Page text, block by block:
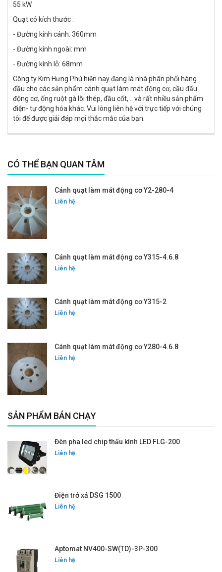
55 kW
Quạt có kích thước :
- Đường kính cánh: 360mm
- Đường kính ngoài: mm
- Đường kính lỗ: 68mm
Công ty Kim Hưng Phú hiện nay đang là nhà phân phối hàng
đầu cho các sản phẩm cánh quạt làm mát động cơ, cầu đấu
động cơ, ống ruột gà lõi thép, đầu cốt,... và rất nhiều sản phẩm
điện- tự động hóa khác. Vui lòng liên hệ với trực tiếp với chúng
tôi để được giải đáp mọi thắc mắc của bạn.
CÓ THỂ BẠN QUAN TÂM
Cánh quạt làm mát động cơ Y2-280-4
Liên hệ
Cánh quạt làm mát động cơ Y315-4.6.8
Liên hệ
Cánh quạt làm mát động cơ Y315-2
Liên hệ
Cánh quạt làm mát động cơ Y280-4.6.8
Liên hệ
SẢN PHẨM BÁN CHẠY
Đèn pha led chip thấu kính LED FLG-200
Liên hệ
Điện trở xả DSG 1500
Liên hệ
Aptomat NV400-SW(TD)-3P-300
Liên hệ